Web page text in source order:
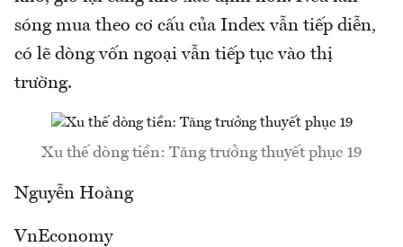
sóng mua theo cơ cấu của Index vẫn tiếp diễn,
có lẽ dòng vốn ngoại vẫn tiếp tục vào thị
trường.
Xu thế dòng tiền: Tăng trưởng thuyết phục 19
Nguyễn Hoàng
VnEconomy